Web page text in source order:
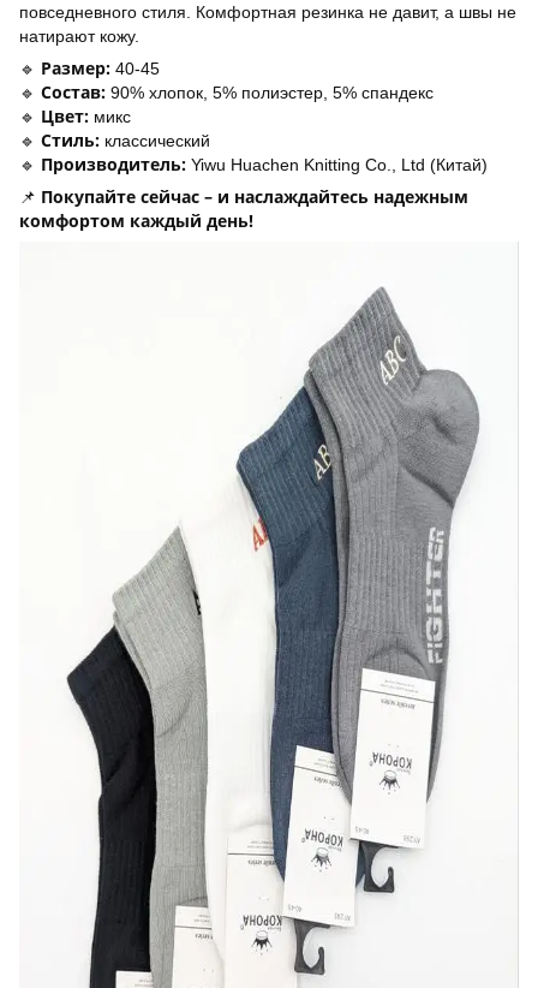
повседневного стиля. Комфортная резинка не давит, а швы не
натирают кожу.
🔹 Размер: 40-45
🔹 Состав: 90% хлопок, 5% полиэстер, 5% спандекс
🔹 Цвет: микс
🔹 Стиль: классический
🔹 Производитель: Yiwu Huachen Knitting Co., Ltd (Китай)
📌 Покупайте сейчас – и наслаждайтесь надежным
комфортом каждый день!